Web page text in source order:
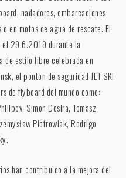
nadadores, embarcaciones
en motos de agua de rescate. El
el 29.6.2019 durante la
de estilo libre celebrada en
el pontón de seguridad JET SKI
de flyboard del mundo como:
Simon Desira, Tomasz
Piotrowiak, Rodrigo
han contribuido a la mejora del